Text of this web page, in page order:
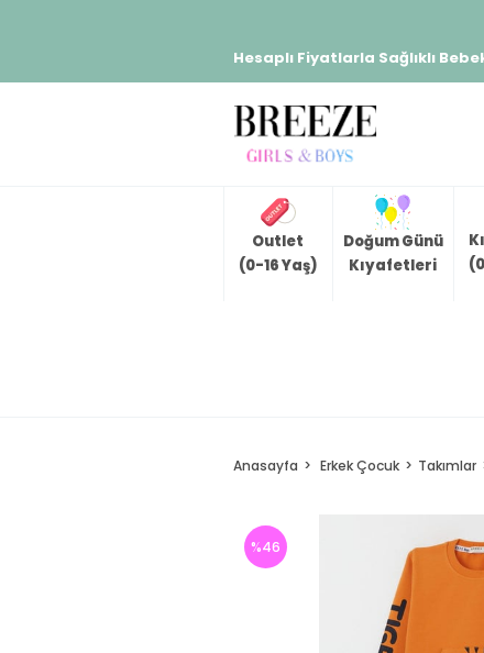
Hesaplı Fiyatlarla Sağlıklı
Outlet
(0-16 Yaş)
Doğum Günü
Kıyafetleri
Anasayfa Erkek Çocuk Takımlar
%46